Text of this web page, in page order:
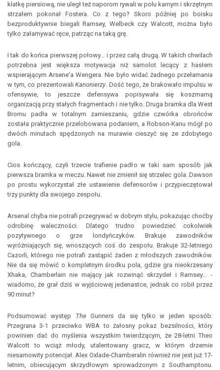
klatkę piersiową, nie uległ też naporom rywali w polu karnym i skrzętnym
strzałem pokonał Fostera. Co z tego? Skoro później po boisku
bezproduktywnie biegali Ramsey, Welbeck czy Walcott, można było
tylko załamywać ręce, patrząc na taką grę.
I tak do końca pierwszej połowy... i przez całą drugą. W takich chwilach
potrzebna jest większa motywacja niż samolot lecący z hasłem
wspierającym Arsene'a Wengera. Nie było widać żadnego przełamania
w tym, co prezentowaliKanonierzy. Dość tego, że brakowało impulsu w
ofensywie, to jeszcze defensywa popisywała się koszmarną
organizacją przy stałych fragmentach i nie tylko. Druga bramka dla West
Bromu padła w totalnym zamieszaniu, gdzie czwórka obrońców
została praktycznie przelobowana podaniem, a Robson-Kanu mógł po
dwóch minutach spędzonych na murawie cieszyć się ze zdobytego
gola.
Cios kończący, czyli trzecie trafienie padło w taki sam sposób jak
pierwsza bramka w meczu. Nawet nie zmienił się strzelec gola. Dawson
po prostu wykorzystał złe ustawienie defensorów i przypieczętował
trzy punkty dla swojego zespołu.
Arsenal chyba nie potrafi przegrywać w dobrym stylu, pokazując choćby
odrobinę waleczności. Dlatego trudno powiedzieć cokolwiek
pozytywnego o grze londyńczyków. Brakuje zawodników
wyróżniających się, wnoszących coś do zespołu. Brakuje 32-letniego
Cazorli, którego nie potrafi zastąpić żaden z młodszych zawodników.
Nie da się mówić o kompletnym środku pola, gdzie gra nieokrzesany
Xhaka, Chamberlain nie mający jak rozwinąć skrzydeł i Ramsey... -
wiadomo, że grał dziś w wyjściowej jedenastce, jednak co robił przez
90 minut?
Podsumować występ The Gunners da się tylko w jeden sposób:
Przegrana 3-1 przeciwko WBA to żałosny pokaz bezsilności, który
powinien dać do myślenia wszystkim twierdzącym, że 28-letni Theo
Walcott to wciąż młody, utalentowany gracz, w którym drzemie
niesamowity potencjał. Alex Oxlade-Chamberalin również nie jest już 17-
letnim, obiecującym skrzydłowym sprowadzonym z Southamptonu.